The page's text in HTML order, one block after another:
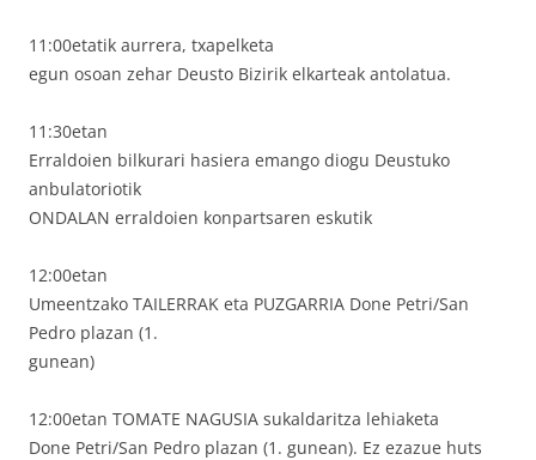
11:00etatik aurrera, txapelketa
egun osoan zehar Deusto Bizirik elkarteak antolatua.
11:30etan
Erraldoien bilkurari hasiera emango diogu Deustuko
anbulatoriotik
ONDALAN erraldoien konpartsaren eskutik
12:00etan
Umeentzako TAILERRAK eta PUZGARRIA Done Petri/San
Pedro plazan (1.
gunean)
12:00etan TOMATE NAGUSIA sukaldaritza lehiaketa
Done Petri/San Pedro plazan (1. gunean). Ez ezazue huts